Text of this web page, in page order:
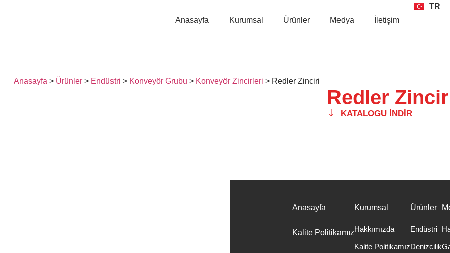
Anasayfa Kurumsal Ürünler Medya İletişim
TR
EN
Anasayfa > Ürünler> Endüstri > Konveyör Grubu > Konveyör Zincirleri > Redler Zinciri
Redler
KATALOGU İNDIR
Anasayfa
Kalite Politikamız
Kurumsal
Hakkımızda
Kalite Politikamız
Ürünler
Endüstri
Denizcilik